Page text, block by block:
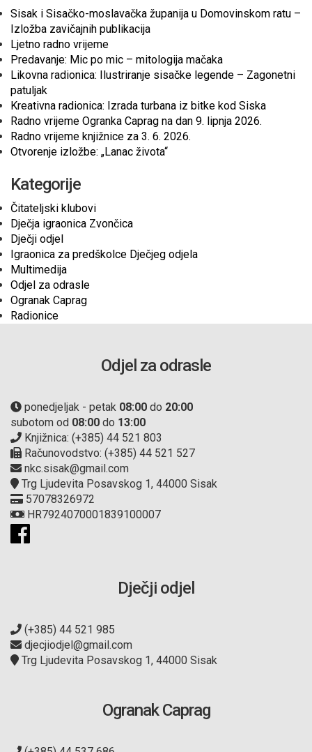
Sisak i Sisačko-moslavačka županija u Domovinskom ratu –
Izložba zavičajnih publikacija
Ljetno radno vrijeme
Predavanje: Mic po mic – mitologija mačaka
Likovna radionica: Ilustriranje sisačke legende – Zagonetni
patuljak
Kreativna radionica: Izrada turbana iz bitke kod Siska
Radno vrijeme Ogranka Caprag na dan 9. lipnja 2026.
Radno vrijeme knjižnice za 3. 6. 2026.
Otvorenje izložbe: „Lanac života“
Kategorije
Čitateljski klubovi
Dječja igraonica Zvončica
Dječji odjel
Igraonica za predškolce Dječjeg odjela
Multimedija
Odjel za odrasle
Ogranak Caprag
Radionice
Odjel za odrasle
ponedjeljak - petak 08:00 do 20:00
subotom od 08:00 do 13:00
Knjižnica: (+385) 44 521 803
Računovodstvo: (+385) 44 521 527
nkc.sisak@gmail.com
Trg Ljudevita Posavskog 1, 44000 Sisak
57078326972
HR7924070001839100007
Dječji odjel
(+385) 44 521 985
djecjiodjel@gmail.com
Trg Ljudevita Posavskog 1, 44000 Sisak
Ogranak Caprag